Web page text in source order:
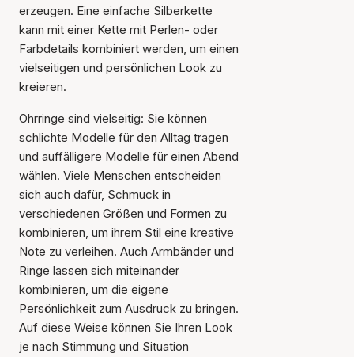
erzeugen. Eine einfache Silberkette
kann mit einer Kette mit Perlen- oder
Farbdetails kombiniert werden, um einen
vielseitigen und persönlichen Look zu
kreieren.
Ohrringe sind vielseitig: Sie können
schlichte Modelle für den Alltag tragen
und auffälligere Modelle für einen Abend
wählen. Viele Menschen entscheiden
sich auch dafür, Schmuck in
verschiedenen Größen und Formen zu
kombinieren, um ihrem Stil eine kreative
Note zu verleihen. Auch Armbänder und
Ringe lassen sich miteinander
kombinieren, um die eigene
Persönlichkeit zum Ausdruck zu bringen.
Auf diese Weise können Sie Ihren Look
je nach Stimmung und Situation